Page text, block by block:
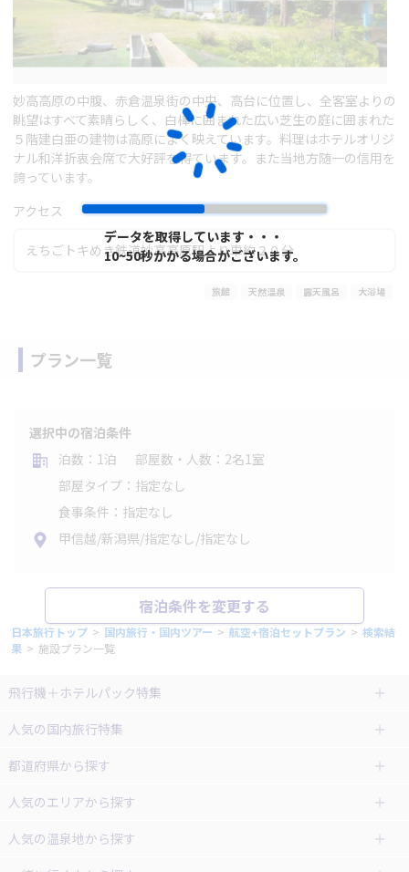
データを取得しています・・・
10~50秒かかる場合がございます。
データを取得しています・・・
10~50秒かかる場合がございます。
妙高高原の中腹、赤倉温泉街の中央、高台に位置し、全客室よりの
眺望はすべて素晴らしく、白樺に囲まれた広い芝生の庭に囲まれた
５階建白亜の建物は高原によく映えています。料理はホテルオリジ
ナル和洋折衷会席で大好評を得ています。また当地方随一の信用を
誇っています。
アクセス
えちごトキめき鉄道妙高高原駅より車約２０分
旅館 天然温泉 露天風呂 大浴場
プラン一覧
選択中の宿泊条件
泊数：1泊
部屋数・人数：2名1室
部屋タイプ：指定なし
食事条件：指定なし
甲信越/新潟県/指定なし/指定なし
宿泊条件を変更する
日本旅行トップ > 国内旅行・国内ツアー > 航空+宿泊セットプラン > 検索結
果 > 施設プラン一覧
飛行機＋ホテルパック特集
赤い風船ダイナミックパッケージ
ＪＡＬで行く飛行機+ホテルパック
人気の国内旅行特集
東京ディズニーリゾート®への旅
ユニバーサル・スタジオ・ジャパ
都道府県から探す
北海道旅行・ツアー
東北
人気のエリアから探す
人気の温泉地から探す